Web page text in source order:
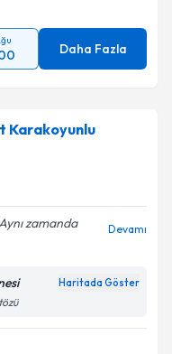
Daha Fazla
Karakoyunlu
zamanda
Devamı
Haritada Göster